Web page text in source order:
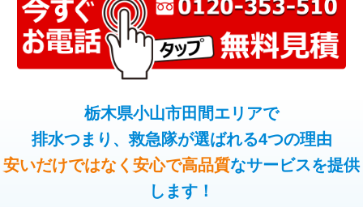
マス交換（深さ50㎝以上） 66,000円
コンクリート斫り（厚さ10㎝まで） 27,500円
コンクリート斫り（厚さ10㎝超え） 38,500円
モルタル補修（厚さ10㎝まで） 27,500円
モルタル補修（厚さ10㎝超え） 38,500円
追加人工 16,500円
追加トーラー機使用/3m超え +3,300円
カメラ調査 33,000円
止水・漏水調査・防水処理・清掃・修
理・調整・分解・加工など（軽作業）
11,000円
止水・漏水調査・防水処理・清掃・修
理・調整・分解・加工など（中作業）
22,000円
栃木県小山市田間エリアで
排水つまり、救急隊が選ばれる4つの理由
安いだけではなく安心で高品質なサービスを提供
します！